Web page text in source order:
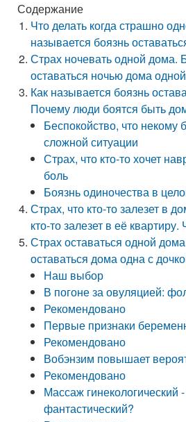
Содержание
Что делать когда страшно
называется боязнь
Страх ночевать одной дома.
оставаться ночью дома одной
Как называется боязнь
Почему люди боятся быть
Беспокойство, что некому
сложной ситуации
Страх, что кто-то хочет
боль
Боязнь одиночества в
Страх, что кто-то залезет в
кто-то залезет в её
Страх оставаться одной
оставаться дома одна с
Наш выбор
В погоне за овуляцией:
Рекомендовано
Первые признаки
Рекомендовано
Вобэнзим повышает
Рекомендовано
Массаж гинекологический
фантастический?